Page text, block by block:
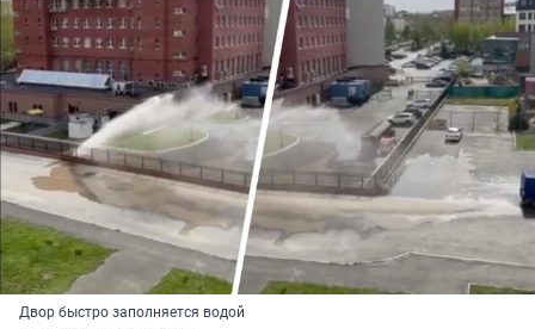
Двор быстро заполняется водой